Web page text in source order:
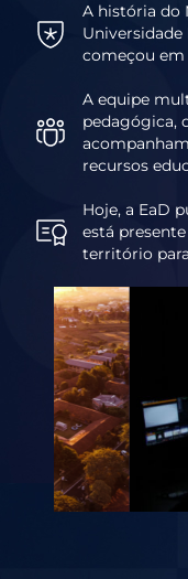
A história do
começou em
A equipe
pedagógica,
recursos
Hoje, a EaD
está
território